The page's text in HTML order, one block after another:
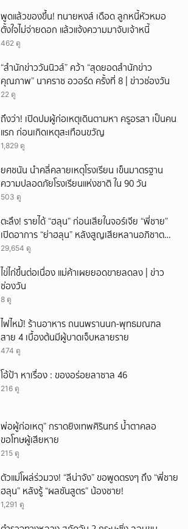
พูดแล้วของขึ้น! ทนายหงส์ เดือด ลูกหนี้หัวหมอ
ตั้งใจไม่จ่ายดอก แล้วแจ้งความมาจับเจ้าหนี้
462 ดู
“สำนักข่าววันนิวส์” คว้า “สุดยอดสำนักข่าว
คุณภาพ” นาคราช อวอร์ด ครั้งที่ 8 | ข่าวช่องวัน
22 ดู
ถึงว่า! เปิดปมผู้ก่อเหตุเดินตามหา ครูอรสา เป็นคน
แรก ก่อนเกิดเหตุสะเทือนขวัญ
1,829 ดู
ยศชนัน นำคลี่คลายเหตุโรงเรียน เข็นมาตรฐาน
ความปลอดภัยโรงเรียนแห่งชาติ ใน 90 วัน
503 ดู
ตะลึง! รายได้ “ฮลุน” ก่อนเสียในจอร์เจีย “พี่ชาย”
เปิดอาการ “ย่าฮลุน” หลังสูญเสียหลานอภิชาต
บุตร!
29,654 ดู
ไข่ไก่ขึ้นต่อเนื่อง แม่ค้าเผยยอดขายลดลง | ข่าว
ช่องวัน
8 ดู
ไฟไหม้! ร้านอาหาร ถนนพรานนก-พุทธมณฑล
สาย 4 เบื้องต้นมีผู้บาดเจ็บหลายราย
474 ดู
โอ้ป้า หาเรื่อง : ของอร่อยลาซาล 46
216 ดู
พ่อผู้ก่อเหตุ” กราดยิงเทพศิรินทร์ น้ำตาคลอ
ขอโทษผู้เสียหาย
215 ดู
ตัวแม่โผล่ร่วมวง! “ลีน่าจัง” ขอพูดตรงๆ ถึง “พี่ชาย
ฮลุน” หลังรู้ “ผลชันสูตร” น้องชาย!
1,291 ดู